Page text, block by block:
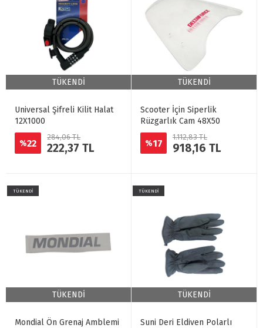
TÜKENDİ
Universal Şifreli Kilit Halat
12X1000
%22
284,06 TL
222,37 TL
TÜKENDİ
Scooter İçin Siperlik
Rüzgarlık Cam 48X50
%17
1.112,83 TL
918,16 TL
TÜKENDİ
TÜKENDİ
Mondial Ön Grenaj Amblemi
TÜKENDİ
TÜKENDİ
Suni Deri Eldiven Polarlı